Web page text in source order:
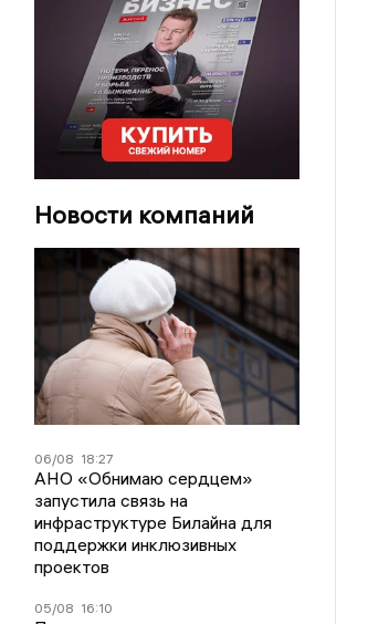
Новости компаний
06/08 18:27
АНО «Обнимаю сердцем»
запустила связь на
инфраструктуре Билайна для
поддержки инклюзивных
проектов
05/08 16:10